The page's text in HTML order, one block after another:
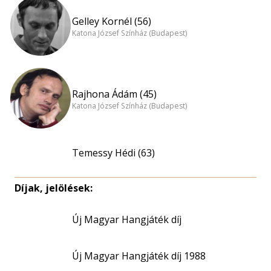
Gelley Kornél (56)
Katona József Színház (Budapest)
Rajhona Ádám (45)
Katona József Színház (Budapest)
Temessy Hédi (63)
Díjak, jelölések:
Új Magyar Hangjáték díj
Új Magyar Hangjáték díj 1988